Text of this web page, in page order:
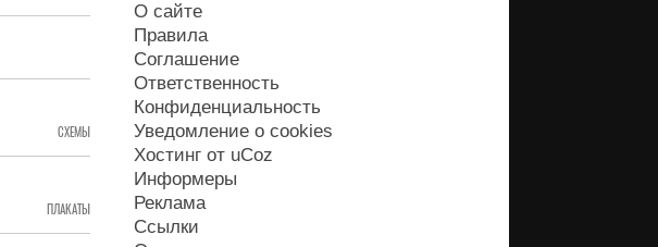
СХЕМЫ
ПЛАКАТЫ
О сайте
Правила
Соглашение
Ответственность
Конфиденциальность
Уведомление о cookies
Хостинг от uCoz
Информеры
Реклама
Ссылки